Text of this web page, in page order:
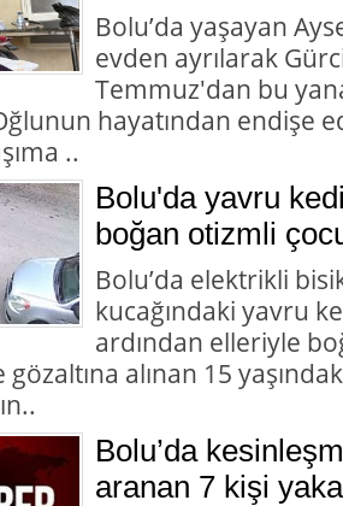
Bolu’da yaşayan
evden ayrılarak
Temmuz'dan bu
hayatından endişe
..
Bolu'da yavru
boğan otizmli
Bolu’da elektrikli
kucağındaki yavru
ardından elleriyle
alınan 15
Bolu’da
aranan 7 kişi